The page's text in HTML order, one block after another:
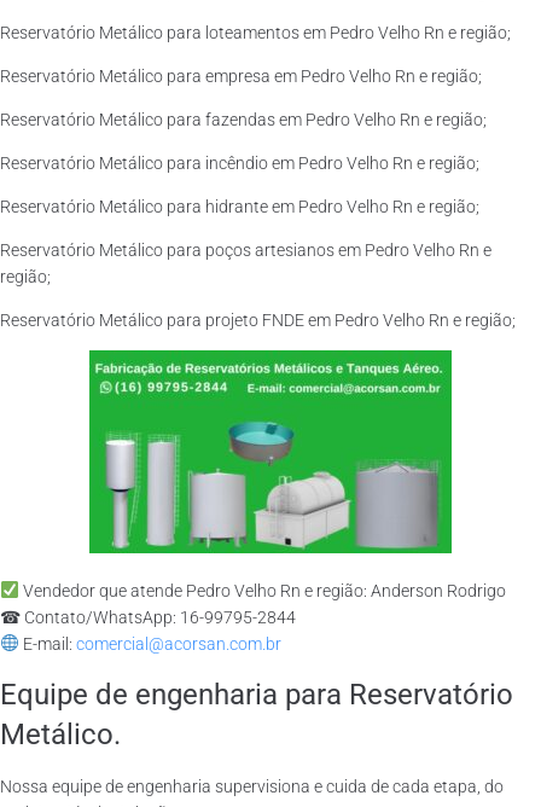
Reservatório Metálico para loteamentos em Pedro Velho Rn e região;
Reservatório Metálico para empresa em Pedro Velho Rn e região;
Reservatório Metálico para fazendas em Pedro Velho Rn e região;
Reservatório Metálico para incêndio em Pedro Velho Rn e região;
Reservatório Metálico para hidrante em Pedro Velho Rn e região;
Reservatório Metálico para poços artesianos em Pedro Velho Rn e
região;
Reservatório Metálico para projeto FNDE em Pedro Velho Rn e região;
Vendedor que atende Pedro Velho Rn e região: Anderson Rodrigo
☎ Contato/WhatsApp: 16-99795-2844
E-mail: comercial@acorsan.com.br
Equipe de engenharia para Reservatório
Metálico.
Nossa equipe de engenharia supervisiona e cuida de cada etapa, do